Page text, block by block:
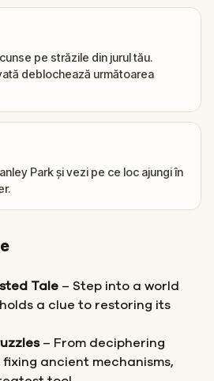
pe străzile din jurul tău.
deblochează următoarea
Park și vezi pe ce loc ajungi în
Tale – Step into a world
a clue to restoring its
– From deciphering
ancient mechanisms,